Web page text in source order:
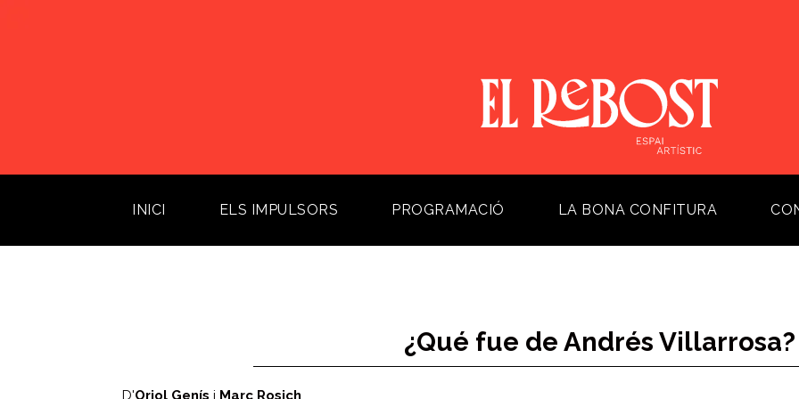
INICI (current)ELS IMPULSORS PROGRAMACIÓ LA BONA CONFITURA
¿Qué fue de Andrés Villarrosa?
D'Oriol Genís i Marc Rosich